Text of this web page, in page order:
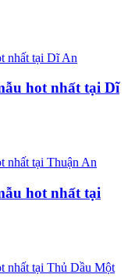
hot nhất tại Dĩ
hot nhất tại